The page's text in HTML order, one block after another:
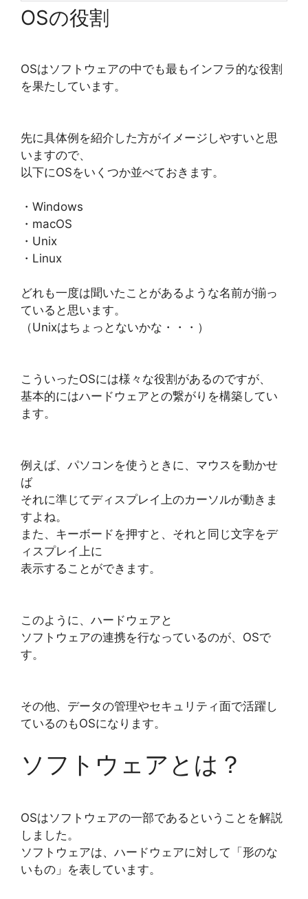
OSの役割
OSはソフトウェアの中でも最もインフラ的な役割
を果たしています。
先に具体例を紹介した方がイメージしやすいと思
いますので、
以下にOSをいくつか並べておきます。
・Windows
・macOS
・Unix
・Linux
どれも一度は聞いたことがあるような名前が揃っ
ていると思います。
（Unixはちょっとないかな・・・）
こういったOSには様々な役割があるのですが、
基本的にはハードウェアとの繋がりを構築してい
ます。
例えば、パソコンを使うときに、マウスを動かせ
ば
それに準じてディスプレイ上のカーソルが動きま
すよね。
また、キーボードを押すと、それと同じ文字をデ
ィスプレイ上に
表示することができます。
このように、ハードウェアと
ソフトウェアの連携を行なっているのが、OSで
す。
その他、データの管理やセキュリティ面で活躍し
ているのもOSになります。
ソフトウェアとは？
OSはソフトウェアの一部であるということを解説
しました。
ソフトウェアは、ハードウェアに対して「形のな
いもの」を表しています。